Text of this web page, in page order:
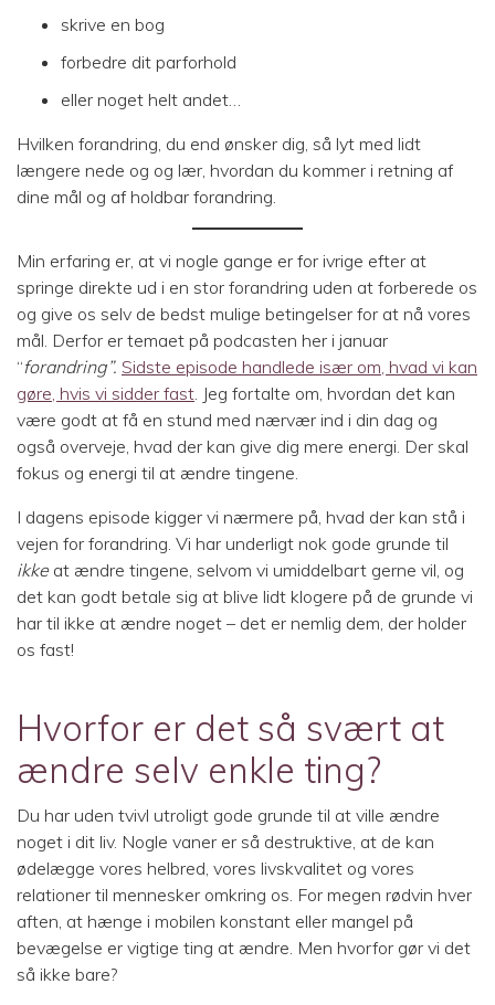
skrive en bog
forbedre dit parforhold
eller noget helt andet…
Hvilken forandring, du end ønsker dig, så lyt med lidt
længere nede og og lær, hvordan du kommer i retning af
dine mål og af holdbar forandring.
Min erfaring er, at vi nogle gange er for ivrige efter at
springe direkte ud i en stor forandring uden at forberede os
og give os selv de bedst mulige betingelser for at nå vores
mål. Derfor er temaet på podcasten her i januar
“forandring”. Sidste episode handlede især om, hvad vi kan
gøre, hvis vi sidder fast. Jeg fortalte om, hvordan det kan
være godt at få en stund med nærvær ind i din dag og
også overveje, hvad der kan give dig mere energi. Der skal
fokus og energi til at ændre tingene.
I dagens episode kigger vi nærmere på, hvad der kan stå i
vejen for forandring. Vi har underligt nok gode grunde til
ikkeat ændre tingene, selvom vi umiddelbart gerne vil, og
det kan godt betale sig at blive lidt klogere på de grunde vi
har til ikke at ændre noget – det er nemlig dem, der holder
os fast!
Hvorfor er det så svært at
ændre selv enkle ting?
Du har uden tvivl utroligt gode grunde til at ville ændre
noget i dit liv. Nogle vaner er så destruktive, at de kan
ødelægge vores helbred, vores livskvalitet og vores
relationer til mennesker omkring os. For megen rødvin hver
aften, at hænge i mobilen konstant eller mangel på
bevægelse er vigtige ting at ændre. Men hvorfor gør vi det
så ikke bare?